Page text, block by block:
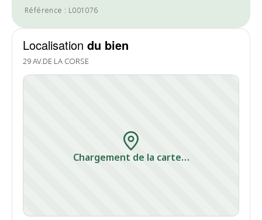
Référence : L001076
Localisation du bien
29 AV.DE LA CORSE
Chargement de la carte…